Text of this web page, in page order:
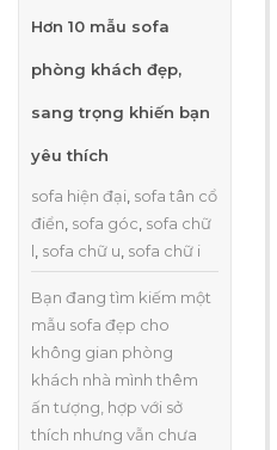
Hơn 10 mẫu sofa
phòng khách đẹp,
sang trọng khiến bạn
yêu thích
sofa hiện đại sofa tân cổ
điển sofa góc sofa chữ
l sofa chữ u sofa chữ i
Bạn đang tìm kiếm một
mẫu sofa đẹp cho
không gian phòng
khách nhà mình thêm
ấn tượng, hợp với sở
thích nhưng vẫn chưa